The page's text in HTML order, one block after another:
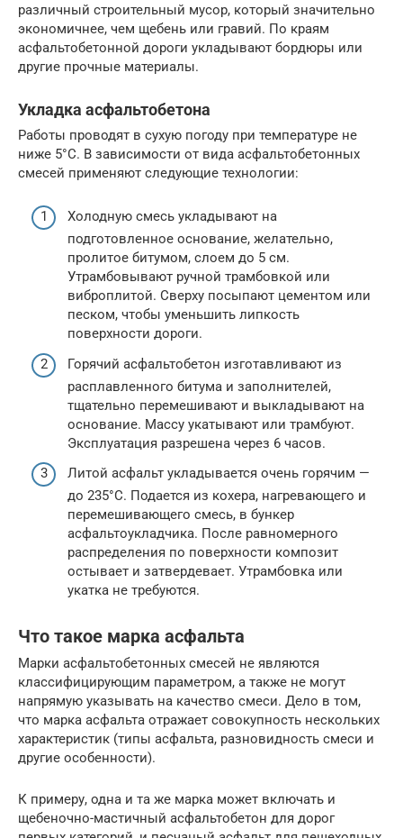
различный строительный мусор, который значительно
экономичнее, чем щебень или гравий. По краям
асфальтобетонной дороги укладывают бордюры или
другие прочные материалы.
Укладка асфальтобетона
Работы проводят в сухую погоду при температуре не
ниже 5°С. В зависимости от вида асфальтобетонных
смесей применяют следующие технологии:
Холодную смесь укладывают на
подготовленное основание, желательно,
пролитое битумом, слоем до 5 см.
Утрамбовывают ручной трамбовкой или
виброплитой. Сверху посыпают цементом или
песком, чтобы уменьшить липкость
поверхности дороги.
Горячий асфальтобетон изготавливают из
расплавленного битума и заполнителей,
тщательно перемешивают и выкладывают на
основание. Массу укатывают или трамбуют.
Эксплуатация разрешена через 6 часов.
Литой асфальт укладывается очень горячим —
до 235°С. Подается из кохера, нагревающего и
перемешивающего смесь, в бункер
асфальтоукладчика. После равномерного
распределения по поверхности композит
остывает и затвердевает. Утрамбовка или
укатка не требуются.
Что такое марка асфальта
Марки асфальтобетонных смесей не являются
классифицирующим параметром, а также не могут
напрямую указывать на качество смеси. Дело в том,
что марка асфальта отражает совокупность нескольких
характеристик (типы асфальта, разновидность смеси и
другие особенности).
К примеру, одна и та же марка может включать и
щебеночно-мастичный асфальтобетон для дорог